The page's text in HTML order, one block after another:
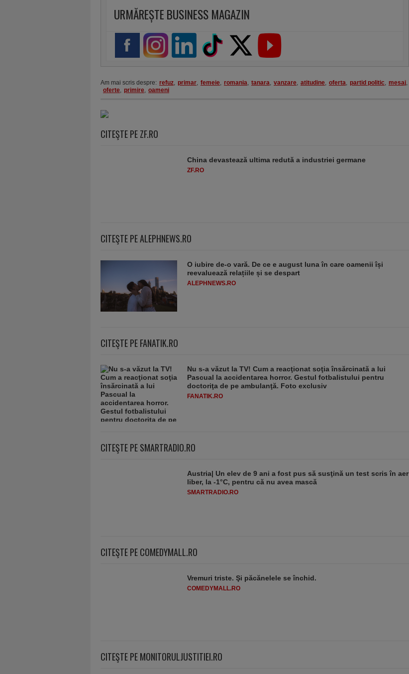
URMĂREȘTE BUSINESS MAGAZIN
Am mai scris despre: refuz, primar, femeie, romania, tanara, vanzare, atitudine, oferta, partid politic, mesaj,
oferte, primire, oameni
CITEŞTE PE ZF.RO
China devastează ultima redută a industriei germane
ZF.RO
CITEŞTE PE ALEPHNEWS.RO
O iubire de-o vară. De ce e august luna în care oamenii își
reevaluează relațiile și se despart
ALEPHNEWS.RO
CITEŞTE PE FANATIK.RO
Nu s-a văzut la TV! Cum a reacţionat soţia însărcinată a lui
Pascual la accidentarea horror. Gestul fotbalistului pentru
doctoriţa de pe ambulanţă. Foto exclusiv
FANATIK.RO
CITEŞTE PE SMARTRADIO.RO
Austria| Un elev de 9 ani a fost pus să susţină un test scris în aer
liber, la -1°C, pentru că nu avea mască
SMARTRADIO.RO
CITEŞTE PE COMEDYMALL.RO
Vremuri triste. Şi păcănelele se închid.
COMEDYMALL.RO
CITEŞTE PE MONITORULJUSTITIEI.RO